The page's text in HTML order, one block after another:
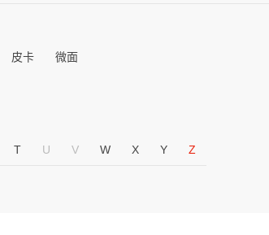
皮卡 微面
T U V W X Y Z